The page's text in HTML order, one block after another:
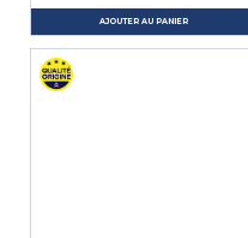
AJOUTER AU PANIER